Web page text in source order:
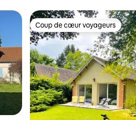
aimésCoup de cœur voyageurs
Coup de cœur voyageurs